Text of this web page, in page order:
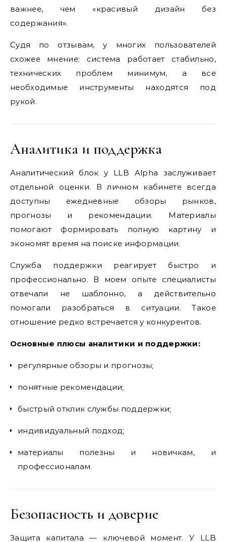
важнее, чем «красивый дизайн без
содержания».
Судя по отзывам, у многих пользователей
схожее мнение: система работает стабильно,
технических проблем минимум, а все
необходимые инструменты находятся под
рукой.
Аналитика и поддержка
Аналитический блок у LLB Alpha заслуживает
отдельной оценки. В личном кабинете всегда
доступны ежедневные обзоры рынков,
прогнозы и рекомендации. Материалы
помогают формировать полную картину и
экономят время на поиске информации.
Служба поддержки реагирует быстро и
профессионально. В моем опыте специалисты
отвечали не шаблонно, а действительно
помогали разобраться в ситуации. Такое
отношение редко встречается у конкурентов.
Основные плюсы аналитики и поддержки:
регулярные обзоры и прогнозы;
понятные рекомендации;
быстрый отклик службы поддержки;
индивидуальный подход;
материалы полезны и новичкам, и
профессионалам.
Безопасность и доверие
Защита капитала — ключевой момент. У LLB